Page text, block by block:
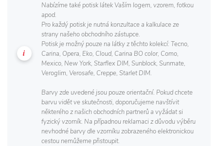
Nabízíme také potisk látek Vaším logem, vzorem, fotkou
apod.
Pro každý potisk je nutná konzultace a kalkulace ze
strany našeho obchodního zástupce.
Potisk je možný pouze na látky z těchto kolekcí: Tecno,
Carina, Opera, Eko, Cloud, Carina BO color, Como,
Mexico, New York, Starflex DIM, Sunblock, Sunmate,
Veroglim, Verosafe, Creppe, Starlet DIM.
Barvy zde uvedené jsou pouze orientační. Pokud chcete
barvu vidět ve skutečnosti, doporučujeme navštívit
některého z našich obchodních partnerů a vyžádat si
fyzický vzorník. Na případnou reklamaci z důvodu výběru
nevhodné barvy dle vzorníku zobrazeného elektronickou
cestou nemůžeme přistoupit.